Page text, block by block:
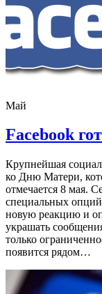
Май
Facebook
Крупнейшая
ко Дню Матери,
отмечается 8 мая.
специальных
новую реакцию и
украшать
только
появится рядом…